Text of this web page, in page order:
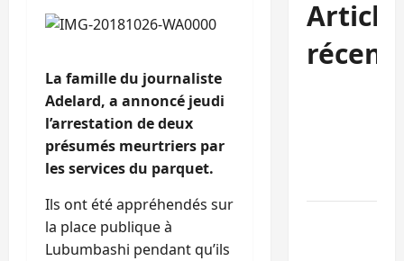
La famille du journaliste
Adelard, a annoncé jeudi
l’arrestation de deux
présumés meurtriers par
les services du parquet.
Ils ont été appréhendés sur
la place publique à
Lubumbashi pendant qu’ils